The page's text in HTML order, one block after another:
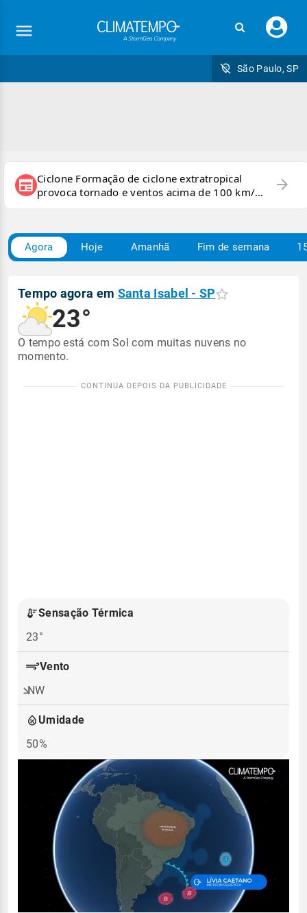
seu
São Paulo, SP
newspaper Ciclone Formação de ciclone extratropical
provoca tornado e ventos acima de 100 km/h
no RS
arrow_forward
Agora Hoje Amanhã Fim de semana
Tempo agora em Santa Isabel - SP
23°
O tempo está com Sol com muitas nuvens no
momento.
Sensação Térmica
23°
Vento
NW
Umidade
50%